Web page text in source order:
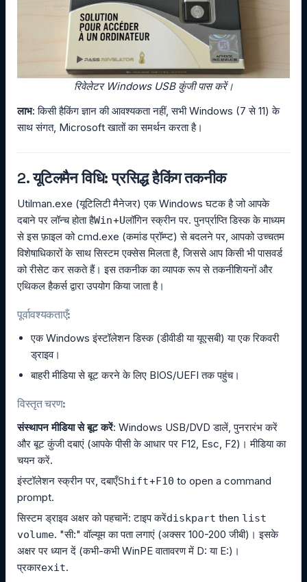
रिवेलेटर Windows USB कुंजी पास करें।
लाभ:किसी हैकिंग ज्ञान की आवश्यकता नहीं, सभी Windows (7 से 11) के
साथ संगत, Microsoft खातों का समर्थन करता है।
2. यूटिलमैन विधि: प्रसिद्ध हैकिंग तकनीक
Utilman.exe (यूटिलिटी मैनेजर) एक Windows घटक है जो आपके
दबाने पर लॉन्च होता हैWin+Uलॉगिन स्क्रीन पर. पुनर्प्राप्ति डिस्क के माध्यम
से इस फ़ाइल को cmd.exe (कमांड प्रॉम्प्ट) से बदलने पर, आपको उच्चतम
विशेषाधिकारों के साथ सिस्टम एक्सेस मिलता है, जिससे आप किसी भी पासवर्ड
को रीसेट कर सकते हैं। इस तकनीक का व्यापक रूप से तकनीशियनों और
एथिकल हैकर्स द्वारा उपयोग किया जाता है।
पूर्वावश्यकताएँ:
एक Windows इंस्टॉलेशन डिस्क (डीवीडी या यूएसबी) या एक रिकवरी
ड्राइव।
बाहरी मीडिया से बूट करने के लिए BIOS/UEFI तक पहुंच।
विस्तृत चरण:
संस्थापन मीडिया से बूट करें: Windows USB/DVD डालें, पुनरारंभ करें
और बूट कुंजी दबाएं (आपके पीसी के आधार पर F12, Esc, F2)। मीडिया का
चयन करें.
इंस्टॉलेशन स्क्रीन पर, दबाएँShift+F10 to open a command
prompt.
सिस्टम ड्राइव अक्षर को पहचानें: टाइप करेंdiskpart then list
volume. "सी:" वॉल्यूम का पता लगाएं (अक्सर 100-200 जीबी)। इसके
अक्षर पर ध्यान दें (कभी-कभी WinPE वातावरण में D: या E:)।
प्रकारexit.